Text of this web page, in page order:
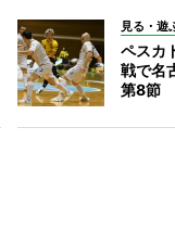
見る・遊
ペスカ
戦で名
第8節